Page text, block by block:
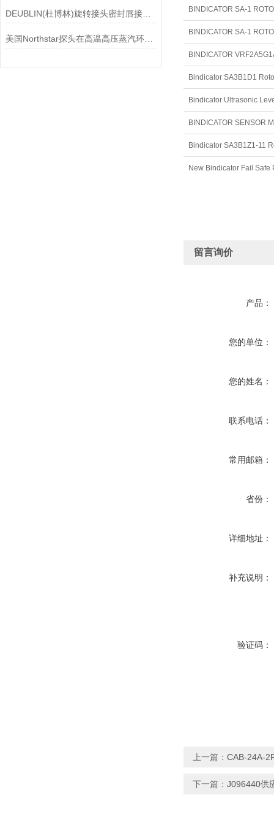
DEUBLIN(杜博林)旋转接头密封唇接觖宽度和负载
美国Northstar探头在高温高压蒸汽环境下的液位测量可靠性
BINDICATOR
Bindicator SA3B1D1
Bindicator Ultrasonic
BINDICATOR SENSOR
Bindicator SA3B1Z1-11
New Bindicator Fail
留言询价
产品：
您的单位：
您的姓名：
联系电话：
常用邮箱：
省份：
详细地址：
补充说明：
验证码：
上一篇： CAB-24A-
下一篇： J096440供